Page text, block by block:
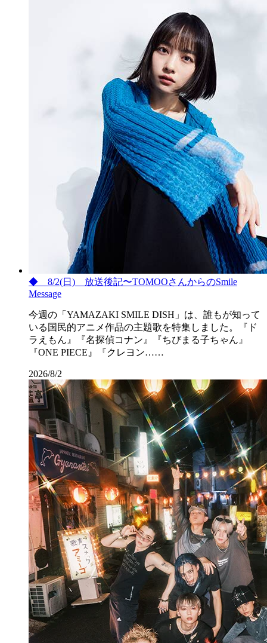
◆ 8/2(日) 放送後記〜TOMOOさんからのSmile
Message
今週の「YAMAZAKI SMILE DISH」は、誰もが知って
いる国民的アニメ作品の主題歌を特集しました。『ド
ラえもん』『名探偵コナン』『ちびまる子ちゃん』
『ONE PIECE』『クレヨン……
2026/8/2